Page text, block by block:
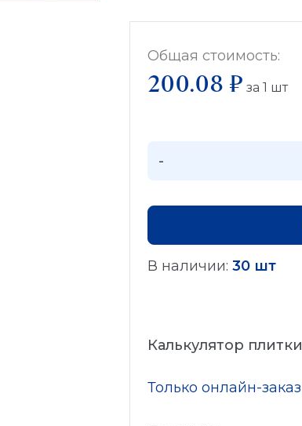
Общая стоимость:
200.08 ₽ за 1 шт
-
В наличии: 30 шт
Калькулятор плитки
Только онлайн-заказ